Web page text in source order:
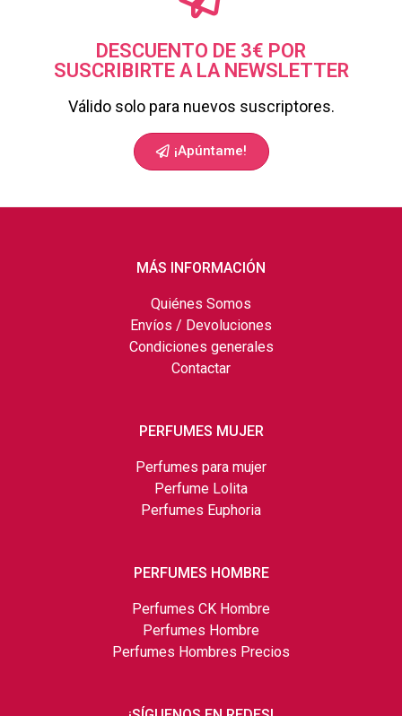
DESCUENTO DE 3€ POR
SUSCRIBIRTE A LA NEWSLETTER
Válido solo para nuevos suscriptores.
¡Apúntame!
MÁS INFORMACIÓN
Quiénes Somos
Envíos / Devoluciones
Condiciones generales
Contactar
PERFUMES MUJER
Perfumes para mujer
Perfume Lolita
Perfumes Euphoria
PERFUMES HOMBRE
Perfumes CK Hombre
Perfumes Hombre
Perfumes Hombres Precios